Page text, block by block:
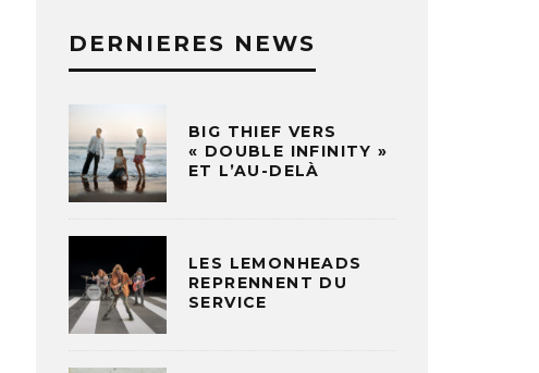
DERNIERES NEWS
BIG THIEF VERS
« DOUBLE INFINITY »
ET L’AU-DELÀ
LES LEMONHEADS
REPRENNENT DU
SERVICE